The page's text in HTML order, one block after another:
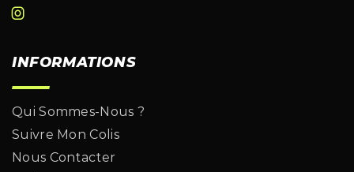
INFORMATIONS
Qui Sommes-Nous ?
Suivre Mon Colis
Nous Contacter